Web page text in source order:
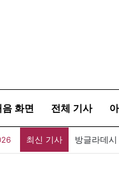
음 화면 전체 기사
최신 기사